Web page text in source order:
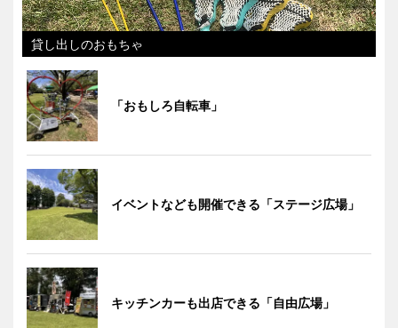
貸し出しのおもちゃ
「おもしろ自転車」
イベントなども開催できる「ステージ広場」
キッチンカーも出店できる「自由広場」